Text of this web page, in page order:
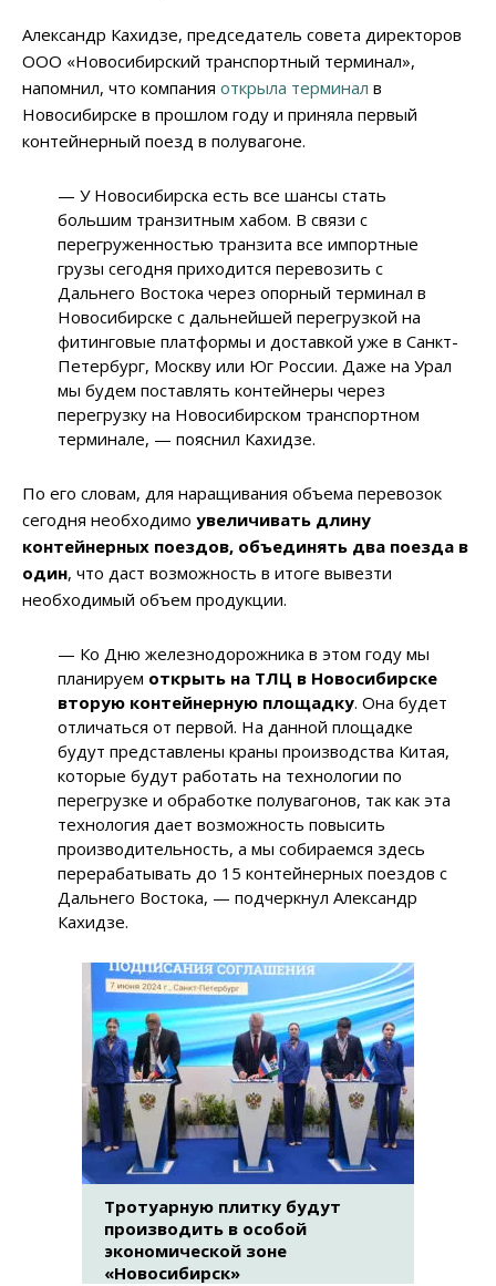
Александр Кахидзе, председатель совета директоров
ООО «Новосибирский транспортный терминал»,
напомнил, что компания открыла терминал в
Новосибирске в прошлом году и приняла первый
контейнерный поезд в полувагоне.
— У Новосибирска есть все шансы стать
большим транзитным хабом. В связи с
перегруженностью транзита все импортные
грузы сегодня приходится перевозить с
Дальнего Востока через опорный терминал в
Новосибирске с дальнейшей перегрузкой на
фитинговые платформы и доставкой уже в Санкт-
Петербург, Москву или Юг России. Даже на Урал
мы будем поставлять контейнеры через
перегрузку на Новосибирском транспортном
терминале, — пояснил Кахидзе.
По его словам, для наращивания объема перевозок
сегодня необходимо увеличивать длину
контейнерных поездов, объединять два поезда в
один, что даст возможность в итоге вывезти
необходимый объем продукции.
— Ко Дню железнодорожника в этом году мы
планируем открыть на ТЛЦ в Новосибирске
вторую контейнерную площадку. Она будет
отличаться от первой. На данной площадке
будут представлены краны производства Китая,
которые будут работать на технологии по
перегрузке и обработке полувагонов, так как эта
технология дает возможность повысить
производительность, а мы собираемся здесь
перерабатывать до 15 контейнерных поездов с
Дальнего Востока, — подчеркнул Александр
Кахидзе.
Тротуарную плитку будут
производить в особой
экономической зоне
«Новосибирск»